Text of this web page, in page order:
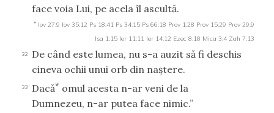
face voia Lui, pe acela îl ascultă.
* Iov 27:9 Iov 35:12 Ps 18:41 Ps 34:15 Ps 66:18 Prov 1:28 Prov 15:29 Prov 29:9
Isa 1:15 Ier 11:11 Ier 14:12 Ezec 8:18 Mica 3:4 Zah 7:13
32
De când este lumea, nu s-a auzit să fi deschis
cineva ochii unui orb din naştere.
33 Dacă* omul acesta n-ar veni de la
Dumnezeu, n-ar putea face nimic.”